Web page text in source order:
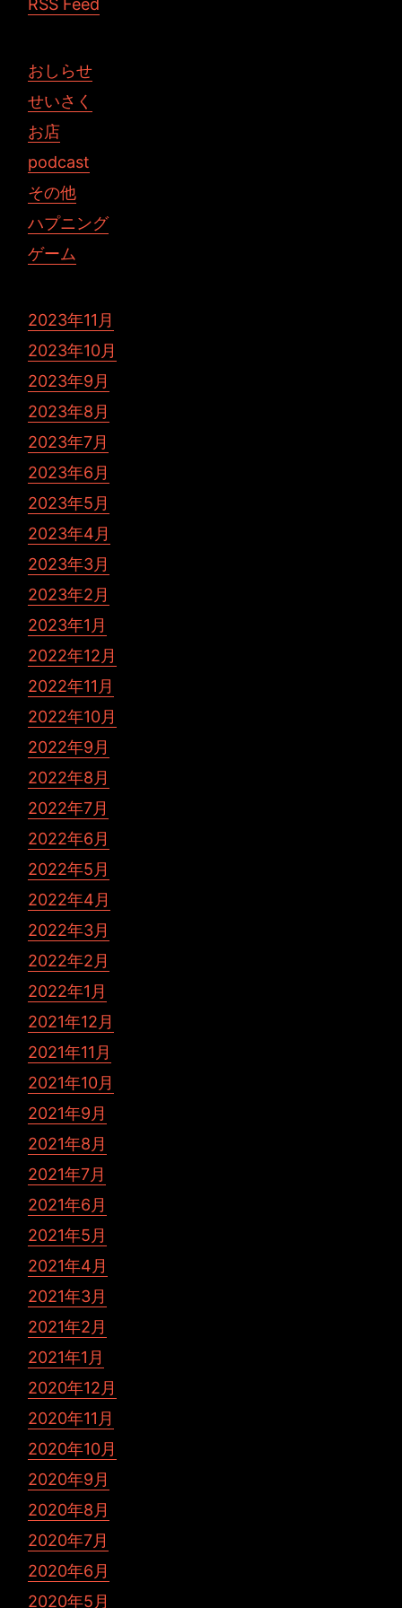
RSS Feed
おしらせ
せいさく
お店
podcast
その他
ハプニング
ゲーム
2023年11月
2023年10月
2023年9月
2023年8月
2023年7月
2023年6月
2023年5月
2023年4月
2023年3月
2023年2月
2023年1月
2022年12月
2022年11月
2022年10月
2022年9月
2022年8月
2022年7月
2022年6月
2022年5月
2022年4月
2022年3月
2022年2月
2022年1月
2021年12月
2021年11月
2021年10月
2021年9月
2021年8月
2021年7月
2021年6月
2021年5月
2021年4月
2021年3月
2021年2月
2021年1月
2020年12月
2020年11月
2020年10月
2020年9月
2020年8月
2020年7月
2020年6月
2020年5月